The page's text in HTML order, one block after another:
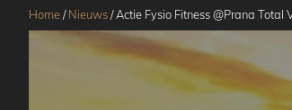
Home/ Nieuws/ Actie Fysio Fitness @Prana Total